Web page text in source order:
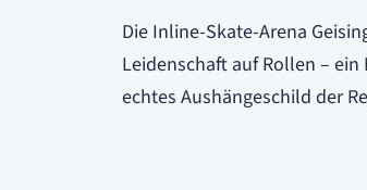
Die Inline-Skate-Arena
Leidenschaft auf Rollen –
echtes Aushängeschild der